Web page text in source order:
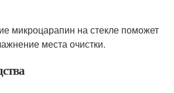
микроцарапин на стекле поможет
места очистки.